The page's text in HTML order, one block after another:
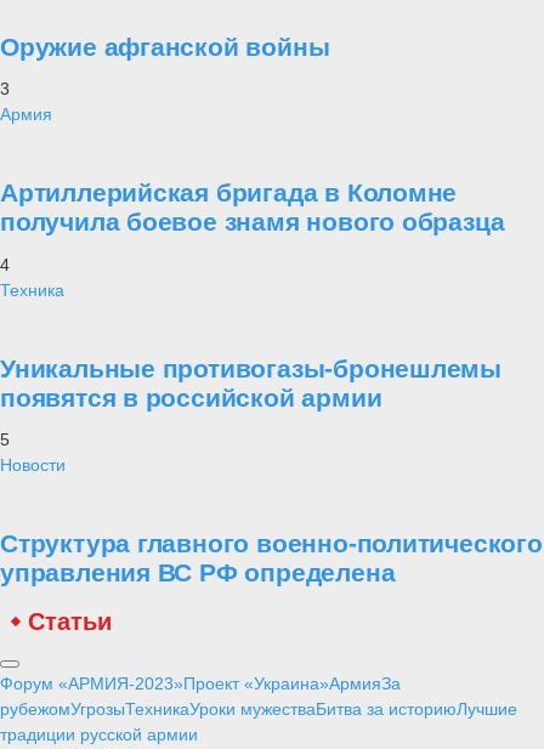
Оружие афганской войны
3
Армия
Артиллерийская бригада в Коломне
получила боевое знамя нового образца
4
Техника
Уникальные противогазы-бронешлемы
появятся в российской армии
5
Новости
Структура главного военно-политического
управления ВС РФ определена
Статьи
Форум «АРМИЯ-2023»Проект «Украина»АрмияЗа
рубежомУгрозыТехникаУроки мужестваБитва за историюЛучшие
традиции русской армии